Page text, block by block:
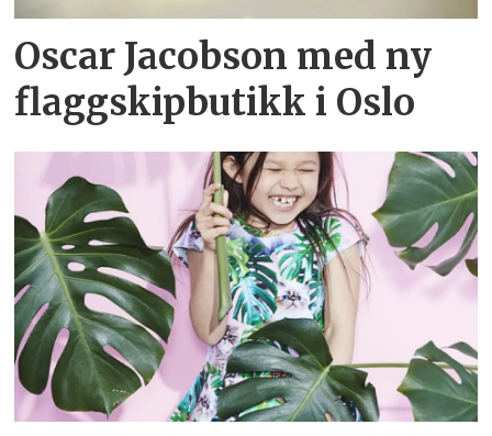
Oscar Jacobson med ny
flaggskipbutikk i Oslo